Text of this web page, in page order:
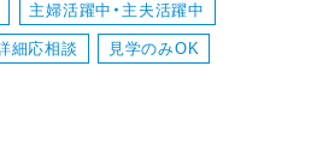
主婦活躍中・主夫活躍中
細応相談 見学のみOK